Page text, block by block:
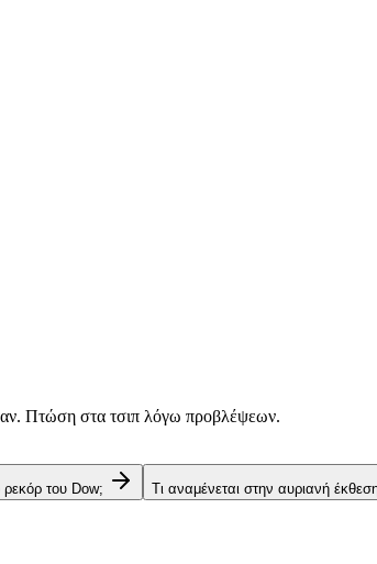
Πτώση στα τσιπ λόγω προβλέψεων.
ρεκόρ του Dow; Τι αναμένεται στην αυριανή